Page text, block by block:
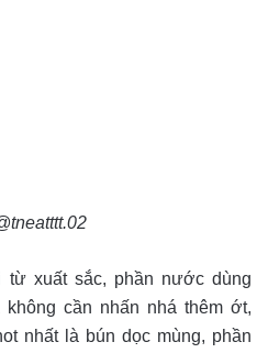
từ xuất sắc, phần nước dùng
cần nhấn nhá thêm ớt,
nhất là bún dọc mùng, phần